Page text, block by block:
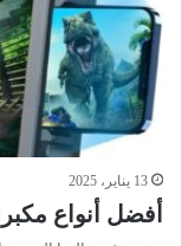
13 يناير، 2025
أفضل أنواع